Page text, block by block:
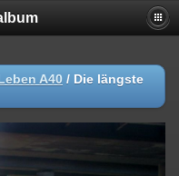
A40 / Die längste